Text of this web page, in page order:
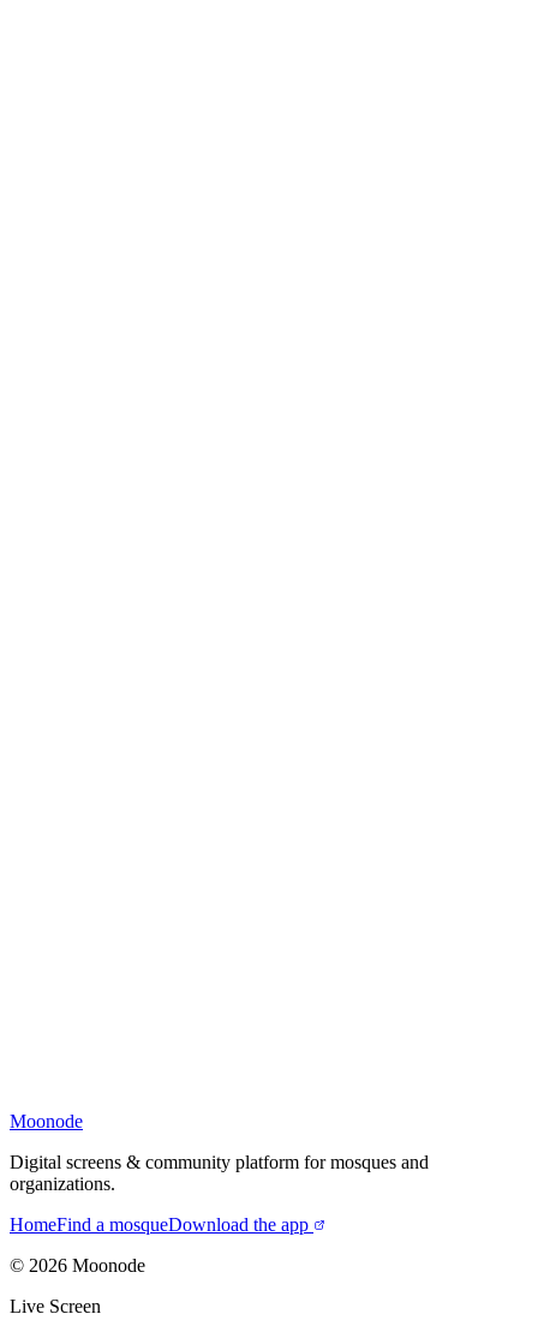
Moonode
Digital screens & community platform for mosques and
organizations.
HomeFind a mosqueDownload the app
© 2026 Moonode
Live Screen